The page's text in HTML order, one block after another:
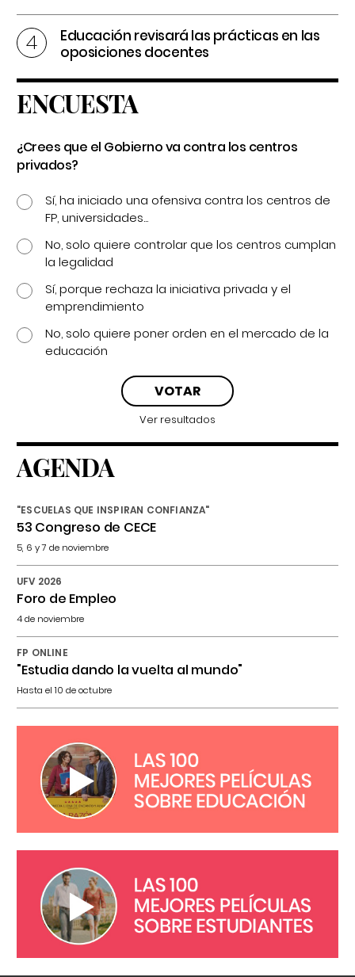
Educación revisará las prácticas en las
oposiciones docentes
ENCUESTA
¿Crees que el Gobierno va contra los centros
privados?
Sí, ha iniciado una ofensiva contra los centros de
FP, universidades...
No, solo quiere controlar que los centros cumplan
la legalidad
Sí, porque rechaza la iniciativa privada y el
emprendimiento
No, solo quiere poner orden en el mercado de la
educación
Ver resultados
AGENDA
"ESCUELAS QUE INSPIRAN CONFIANZA"
53 Congreso de CECE
5, 6 y 7 de noviembre
UFV 2026
Foro de Empleo
4 de noviembre
FP ONLINE
"Estudia dando la vuelta al mundo"
Hasta el 10 de octubre